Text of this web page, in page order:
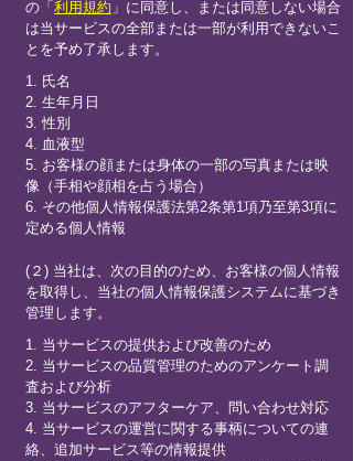
の「 利用規約 」に同意し、または同意しない場合
は当サービスの全部または一部が利用できないこ
とを予め了承します。
1. 氏名
2. 生年月日
3. 性別
4. 血液型
5. お客様の顔または身体の一部の写真または映
像（手相や顔相を占う場合）
6. その他個人情報保護法第2条第1項乃至第3項に
定める個人情報
(２) 当社は、次の目的のため、お客様の個人情報
を取得し、当社の個人情報保護システムに基づき
管理します。
1. 当サービスの提供および改善のため
2. 当サービスの品質管理のためのアンケート調
査および分析
3. 当サービスのアフターケア、問い合わせ対応
4. 当サービスの運営に関する事柄についての連
絡、追加サービス等の情報提供